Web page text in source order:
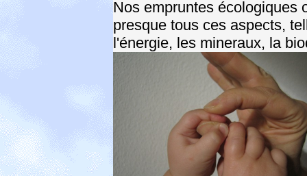
Nos empruntes écologiques
presque tous ces aspects,
l'énergie, les mineraux, la